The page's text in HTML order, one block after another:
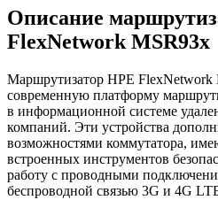
Описание
FlexNetwork MSR93x
Маршрутизатор HPE FlexNetwork
современную платформу
в информационной системе
компаний. Эти устройства
возможностями коммутатора,
встроенных инструментов
работу с проводными
беспроводной связью 3G и 4G